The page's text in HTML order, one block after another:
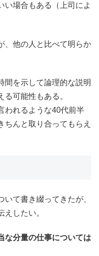
い場合もある（上司によ
、他の人と比べて明らか
間を示して論理的な説明
可能性もある。
われるような40代前半
ちんと取り合ってもらえ
て書き綴ってきたが、
したい。
な分量の仕事については